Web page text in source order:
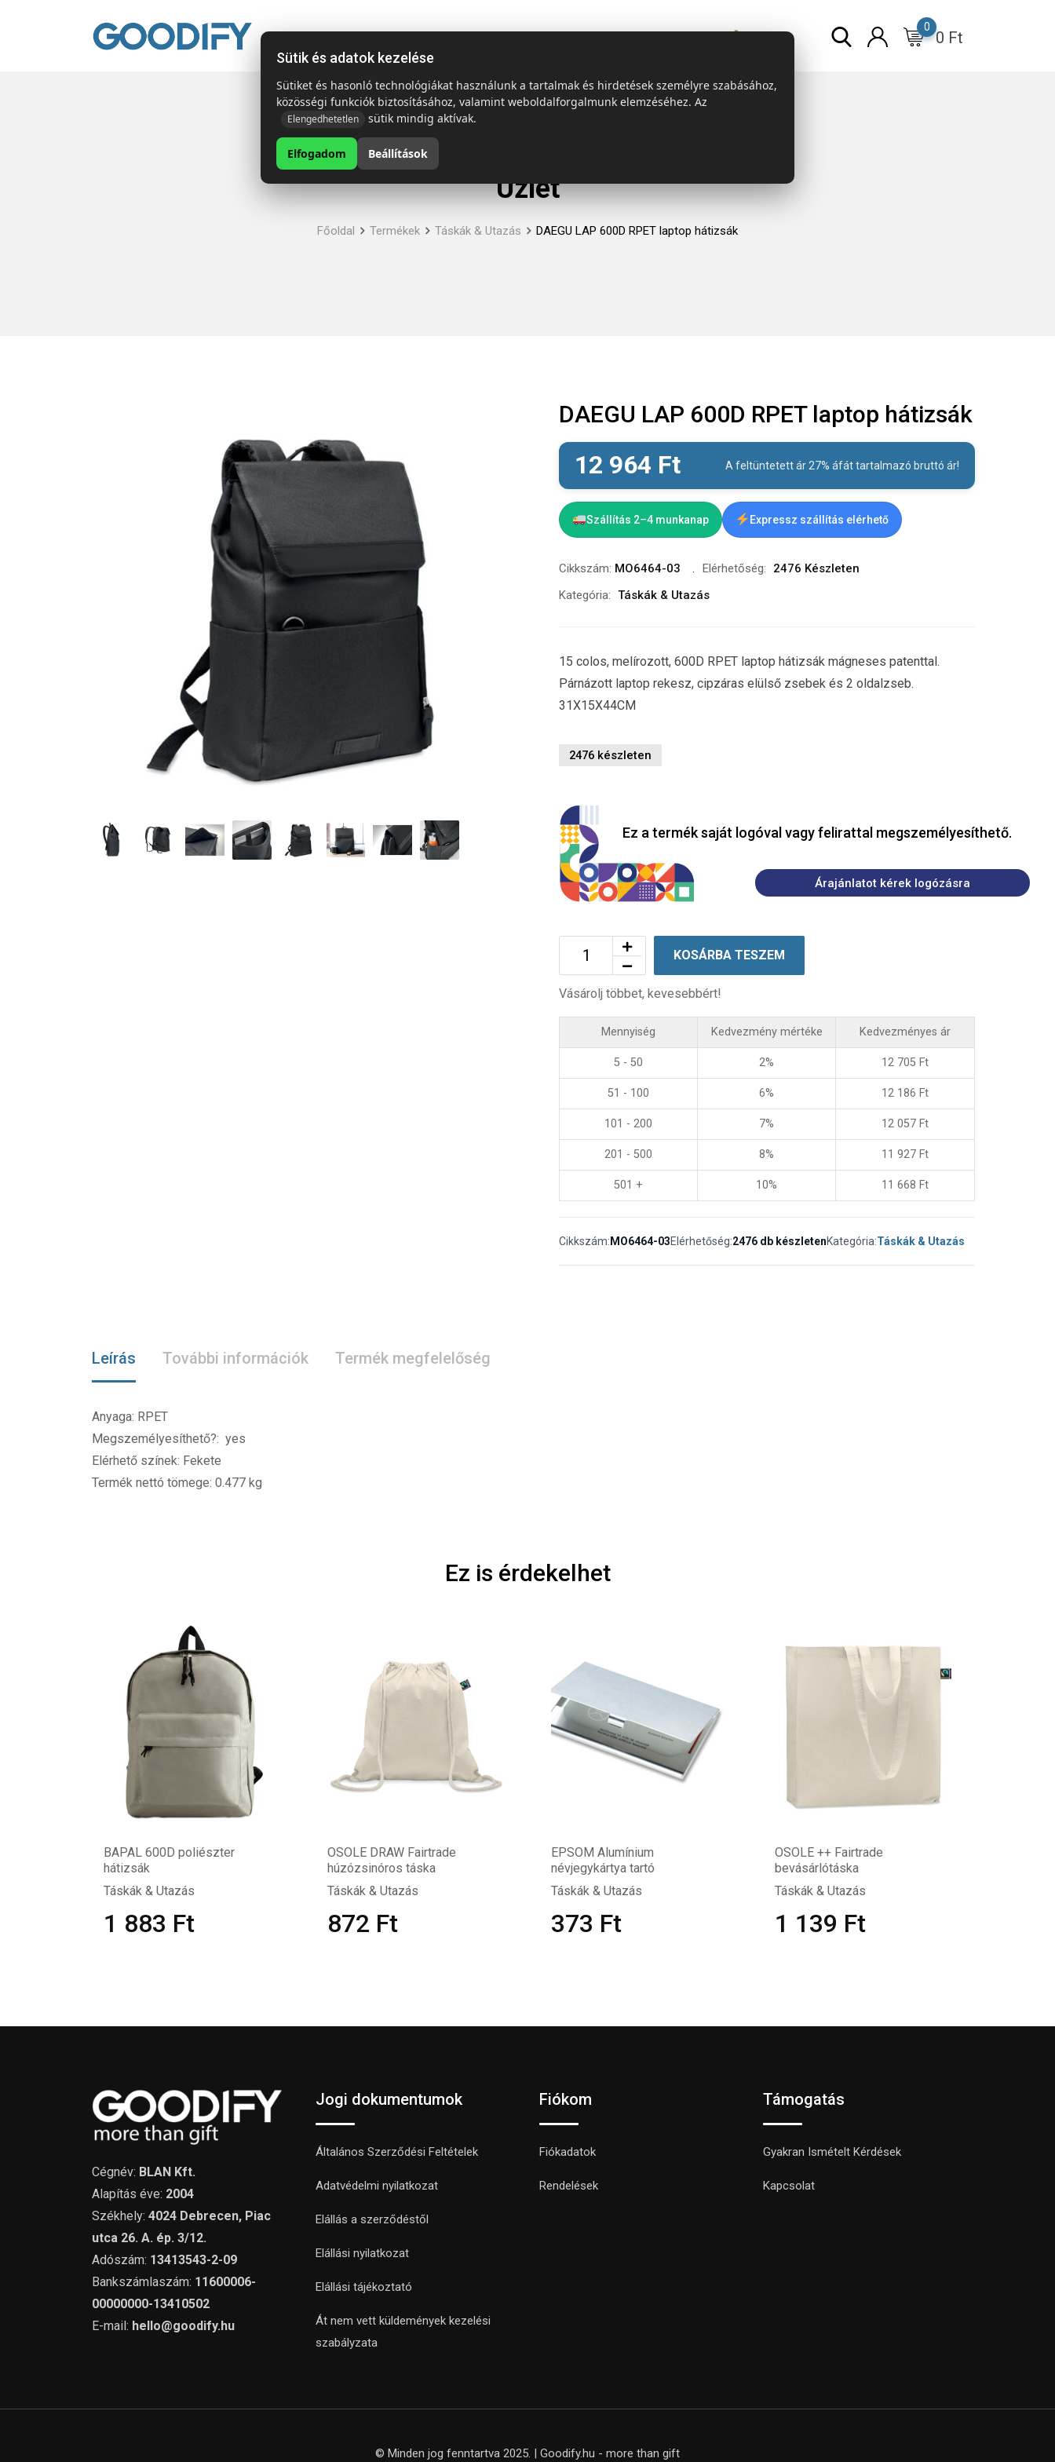
Kezdőlap Termékek Emblémázás és szállítás Tech = Kedvező ár ESG 0 Ft
0
Üzlet
Főoldal Termékek Táskák & Utazás DAEGU LAP 600D RPET laptop hátizsák
DAEGU LAP 600D RPET laptop hátizsák
12 964 Ft A feltüntetett ár 27% áfát tartalmazó bruttó ár!
Szállítás 2–4 munkanap Expressz szállítás elérhető
Cikkszám: MO6464-03 Elérhetőség:
2476 Készleten
Kategória: Táskák & Utazás
15 colos, melírozott, 600D RPET laptop hátizsák mágneses patenttal.
Párnázott laptop rekesz, cipzáras elülső zsebek és 2 oldalzseb.
31X15X44CM
2476 készleten
Ez a termék saját logóval vagy felirattal megszemélyesíthető.
Árajánlatot kérek logózásra
KOSÁRBA TESZEM
Vásárolj többet, kevesebbért!
Mennyiség Kedvezmény mértéke Kedvezményes ár
5 - 50 2% 12 705 Ft
51 - 100 6% 12 186 Ft
101 - 200 7% 12 057 Ft
201 - 500 8% 11 927 Ft
501 + 10% 11 668 Ft
Cikkszám: MO6464-03Elérhetőség:2476 db készletenKategória:Táskák & Utazás
Leírás További információk Termék megfelelőség
Anyaga: RPET
Megszemélyesíthető?: yes
Elérhető színek: Fekete
Termék nettó tömege: 0.477 kg
Ez is érdekelhet
BAPAL 600D poliészter
hátizsák
Táskák & Utazás
1 883 Ft
OSOLE DRAW Fairtrade
húzózsinóros táska
Táskák & Utazás
872 Ft
EPSOM Alumínium
névjegykártya tartó
Táskák & Utazás
373 Ft
OSOLE ++ Fairtrade
bevásárlótáska
Táskák & Utazás
1 139 Ft
Cégnév: BLAN Kft.
Alapítás éve: 2004
Székhely: 4024 Debrecen, Piac
utca 26. A. ép. 3/12.
Adószám: 13413543-2-09
Bankszámlaszám: 11600006-
00000000-13410502
E-mail: hello@goodify.hu
Jogi dokumentumok
Általános Szerződési Feltételek
Adatvédelmi nyilatkozat
Elállás a szerződéstől
Elállási nyilatkozat
Elállási tájékoztató
Át nem vett küldemények kezelési
szabályzata
Fiókom
Fiókadatok
Rendelések
Támogatás
Gyakran Ismételt Kérdések
Kapcsolat
© Minden jog fenntartva 2025. | Goodify.hu - more than gift
Sütik és adatok kezelése
Sütiket és hasonló technológiákat használunk a tartalmak és hirdetések személyre szabásához,
közösségi funkciók biztosításához, valamint weboldalforgalmunk elemzéséhez. Az
Elengedhetetlen sütik mindig aktívak.
Elfogadom Beállítások